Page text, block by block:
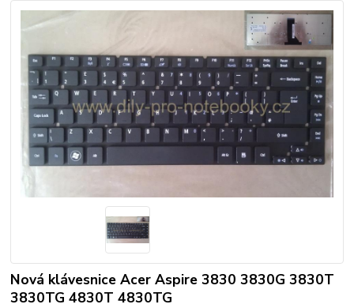
Nová klávesnice Acer Aspire 3830 3830G 3830T
3830TG 4830T 4830TG